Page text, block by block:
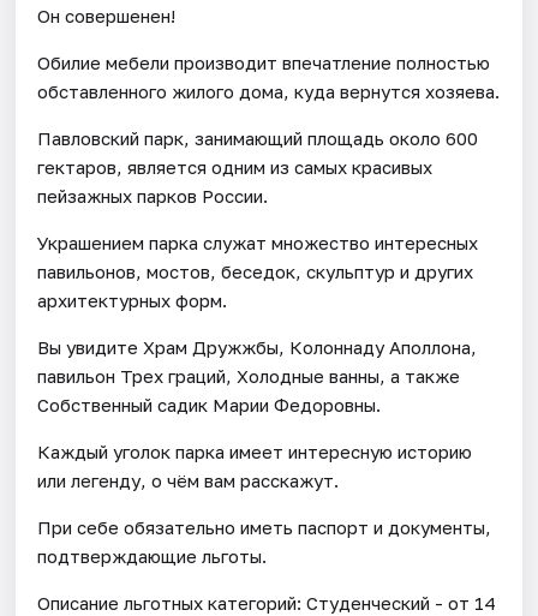
Он совершенен!
Обилие мебели производит впечатление полностью
обставленного жилого дома, куда вернутся хозяева.
Павловский парк, занимающий площадь около 600
гектаров, является одним из самых красивых
пейзажных парков России.
Украшением парка служат множество интересных
павильонов, мостов, беседок, скульптур и других
архитектурных форм.
Вы увидите Храм Дружжбы, Колоннаду Аполлона,
павильон Трех граций, Холодные ванны, а также
Собственный садик Марии Федоровны.
Каждый уголок парка имеет интересную историю
или легенду, о чём вам расскажут.
При себе обязательно иметь паспорт и документы,
подтверждающие льготы.
Описание льготных категорий: Студенческий - от 14